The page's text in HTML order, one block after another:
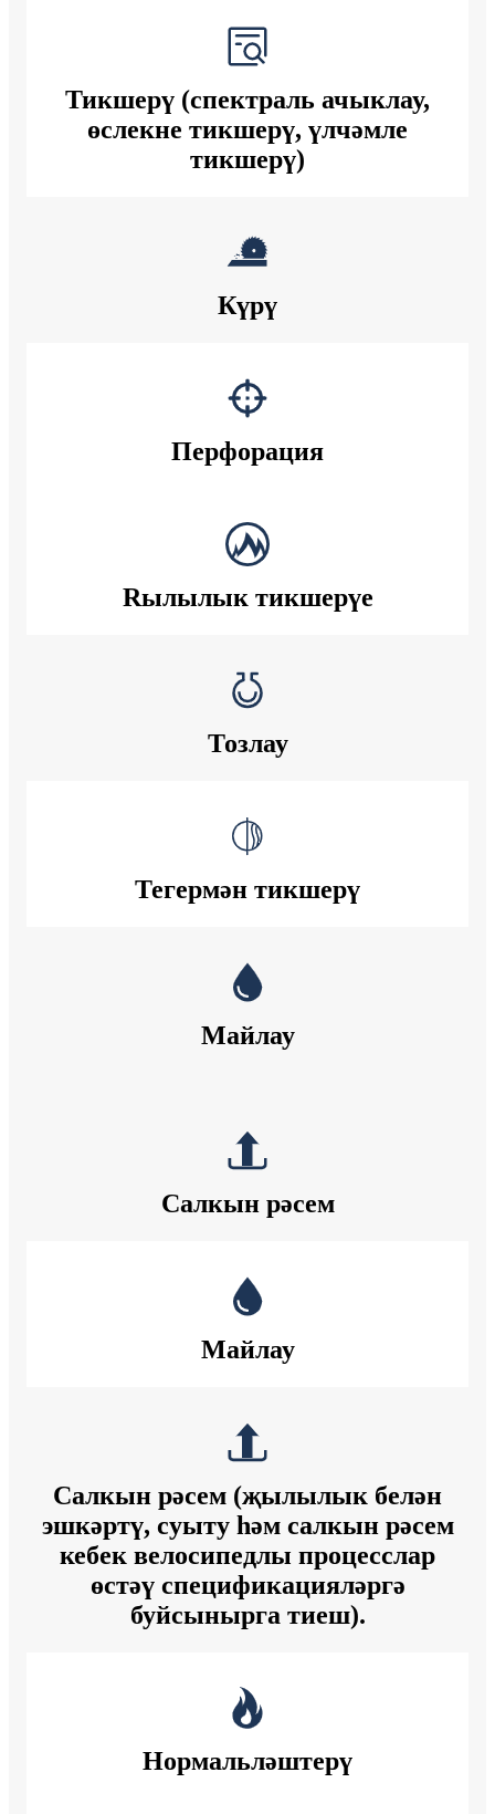
Тикшерү (спектраль ачыклау,
өслекне тикшерү, үлчәмле
тикшерү)
Күрү
Перфорация
Rылылык тикшерүе
Тозлау
Тегермән тикшерү
Майлау
Салкын рәсем
Майлау
Салкын рәсем (җылылык белән
эшкәртү, суыту һәм салкын рәсем
кебек велосипедлы процесслар
өстәү спецификацияләргә
буйсынырга тиеш).
Нормальләштерү